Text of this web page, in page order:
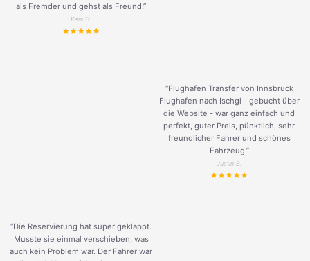
als Fremder und gehst als Freund.”
Keni G.
“Flughafen Transfer von Innsbruck
Flughafen nach Ischgl - gebucht über
die Website - war ganz einfach und
perfekt, guter Preis, pünktlich, sehr
freundlicher Fahrer und schönes
Fahrzeug.”
Justin B.
“Die Reservierung hat super geklappt.
Musste sie einmal verschieben, was
auch kein Problem war. Der Fahrer war